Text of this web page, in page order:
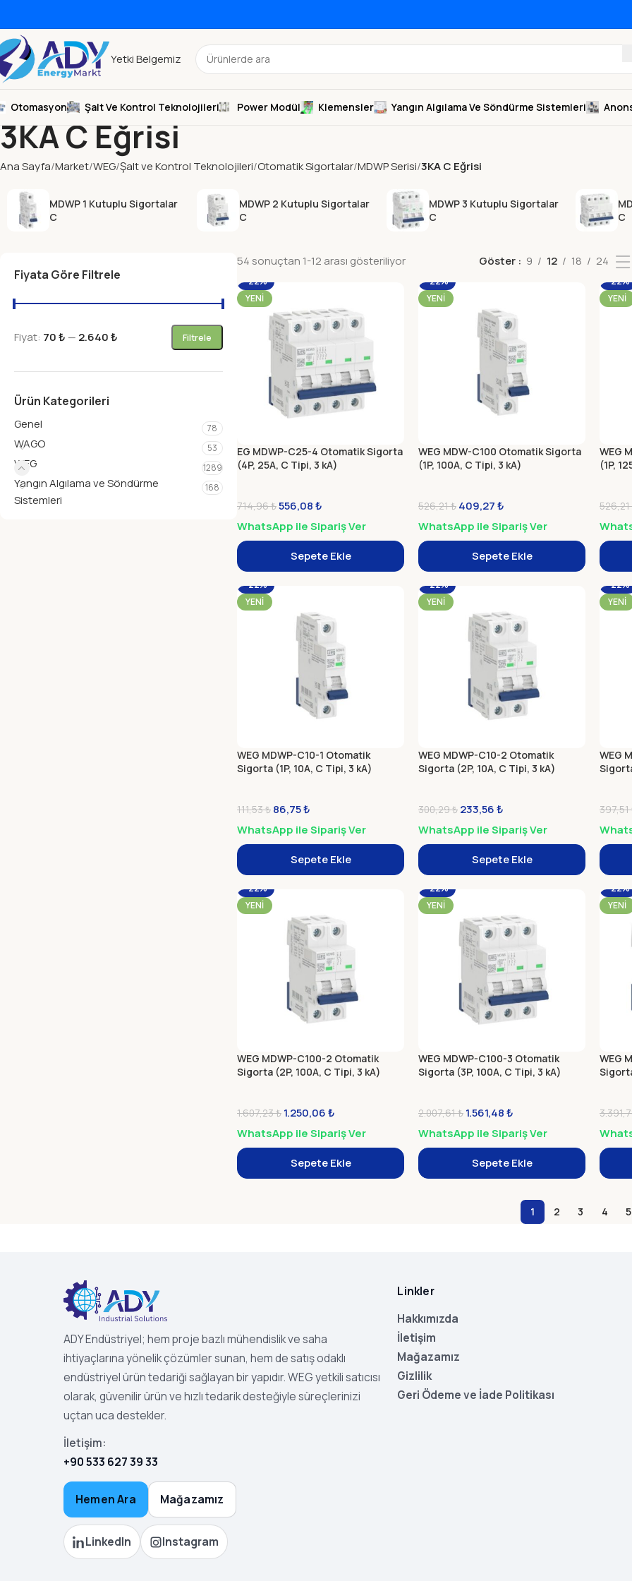
Yetki Belgemiz
Otomasyon Şalt Ve Kontrol Teknolojileri Power Modül Klemensler Yangın Algılama Ve Söndürme Sistemleri
3KA C Eğrisi
Ana Sayfa Market WEG Şalt ve Kontrol Teknolojileri Otomatik Sigortalar MDWP Serisi 3KA C Eğrisi
MDWP 1 Kutuplu Sigortalar
C
MDWP 2 Kutuplu Sigortalar
C
MDWP 3 Kutuplu Sigortalar
C
C
Fiyata Göre Filtrele
Filtrele
Fiyat: 70 ₺ — 2.640 ₺
Ürün Kategorileri
Genel 78
WAGO 53
WEG 1289
Yangın Algılama ve Söndürme
Sistemleri
168
54 sonuçtan 1-12 arası gösteriliyor Göster 9 12 18 24
-22%
YENI
EG MDWP-C25-4 Otomatik Sigorta
(4P, 25A, C Tipi, 3 kA)
714,96₺556,08₺
WhatsApp ile Sipariş Ver
Sepete Ekle
-22%
YENI
WEG MDW-C100 Otomatik Sigorta
(1P, 100A, C Tipi, 3 kA)
526,21₺ 409,27₺
WhatsApp ile Sipariş Ver
Sepete Ekle
-22%
YENI
WEG
(1P,
526,21
-22%
YENI
WEG MDWP-C10-1 Otomatik
Sigorta (1P, 10A, C Tipi, 3 kA)
111,53₺ 86,75₺
WhatsApp ile Sipariş Ver
Sepete Ekle
-22%
YENI
WEG MDWP-C10-2 Otomatik
Sigorta (2P, 10A, C Tipi, 3 kA)
300,29₺ 233,56₺
WhatsApp ile Sipariş Ver
Sepete Ekle
-22%
YENI
WEG
397,51
-22%
YENI
WEG MDWP-C100-2 Otomatik
Sigorta (2P, 100A, C Tipi, 3 kA)
1.607,23₺ 1.250,06₺
WhatsApp ile Sipariş Ver
Sepete Ekle
-22%
YENI
WEG MDWP-C100-3 Otomatik
Sigorta (3P, 100A, C Tipi, 3 kA)
2.007,61₺ 1.561,48₺
WhatsApp ile Sipariş Ver
Sepete Ekle
-22%
YENI
WEG
1 2 3 4 5
ADY Endüstriyel; hem proje bazlı mühendislik ve saha
ihtiyaçlarına yönelik çözümler sunan, hem de satış odaklı
endüstriyel ürün tedariği sağlayan bir yapıdır. WEG yetkili satıcısı
olarak, güvenilir ürün ve hızlı tedarik desteğiyle süreçlerinizi
uçtan uca destekler.
İletişim:
+90 533 627 39 33
Hemen Ara Mağazamız
LinkedIn Instagram
Linkler
Hakkımızda
İletişim
Mağazamız
Gizlilik
Geri Ödeme ve İade Politikası